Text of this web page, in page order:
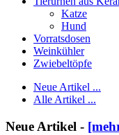
Katze
Hund
Vorratsdosen
Weinkühler
Zwiebeltöpfe
Neue Artikel ...
Alle Artikel ...
Neue Artikel -